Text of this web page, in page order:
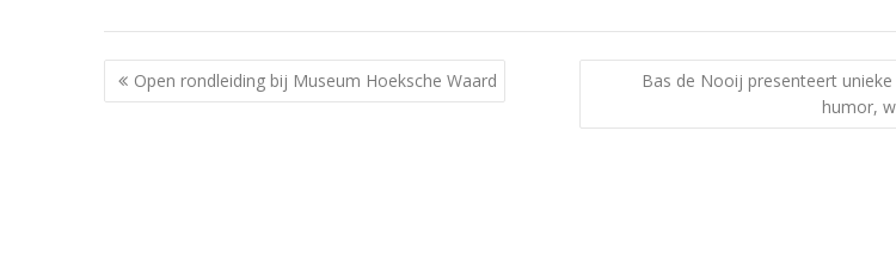
Berichtnavigatie
Open rondleiding bij Museum Hoeksche Waard
Bas de Nooij presenteert
humor,